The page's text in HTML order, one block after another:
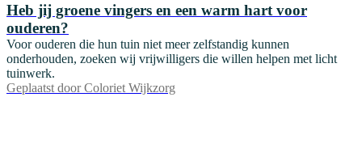
Heb jij groene vingers en een warm hart voor
ouderen?
Voor ouderen die hun tuin niet meer zelfstandig kunnen
onderhouden, zoeken wij vrijwilligers die willen helpen met licht
tuinwerk.
Geplaatst door Coloriet Wijkzorg